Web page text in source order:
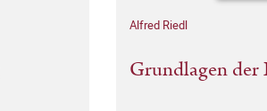
Alfred Riedl
Grundlagen